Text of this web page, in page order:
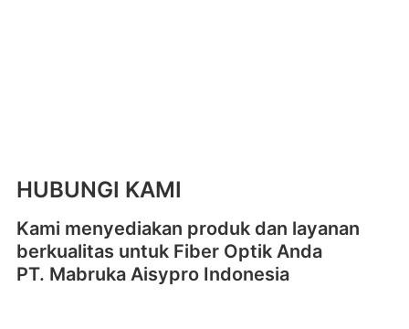
HUBUNGI KAMI
Kami menyediakan produk dan layanan
berkualitas untuk Fiber Optik Anda
PT. Mabruka Aisypro Indonesia